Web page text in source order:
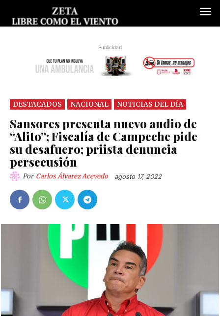
Publicidad
DESTACADOS NACIONAL NOTICIAS DEL DÍA
Sansores presenta nuevo audio de
“Alito”; Fiscalía de Campeche pide
su desafuero; priista denuncia
persecusión
Por Carlos Álvarez Acevedo agosto 17, 2022